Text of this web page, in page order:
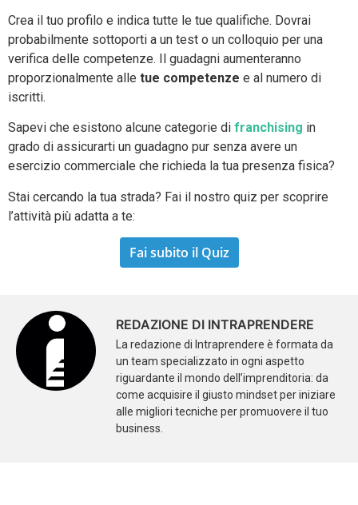
Crea il tuo profilo e indica tutte le tue qualifiche. Dovrai
probabilmente sottoporti a un test o un colloquio per una
verifica delle competenze. Il guadagni aumenteranno
proporzionalmente alle tue competenze e al numero di
iscritti.
Sapevi che esistono alcune categorie di franchising in
grado di assicurarti un guadagno pur senza avere un
esercizio commerciale che richieda la tua presenza fisica?
Stai cercando la tua strada? Fai il nostro quiz per scoprire
l’attività più adatta a te:
Fai subito il Quiz
REDAZIONE DI INTRAPRENDERE
La redazione di Intraprendere è formata da
un team specializzato in ogni aspetto
riguardante il mondo dell’imprenditoria: da
come acquisire il giusto mindset per iniziare
alle migliori tecniche per promuovere il tuo
business.